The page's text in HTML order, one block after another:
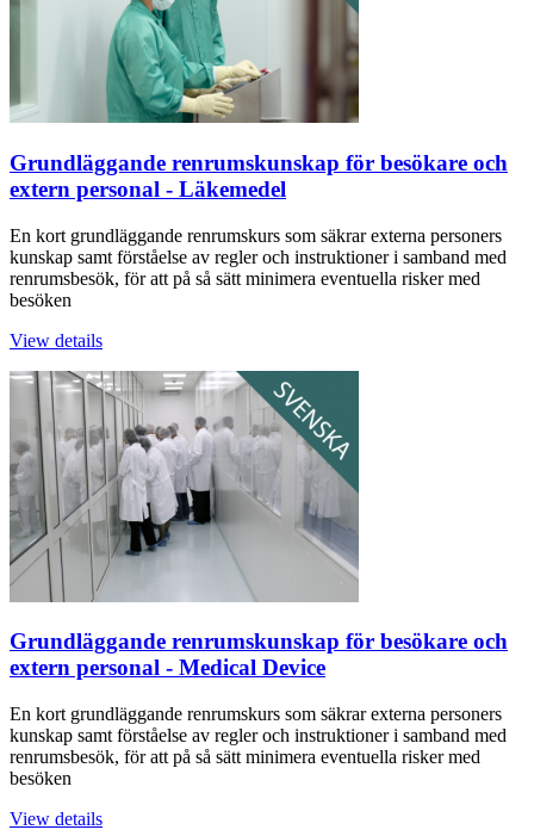
Grundläggande renrumskunskap för besökare och
extern personal - Läkemedel
En kort grundläggande renrumskurs som säkrar externa personers
kunskap samt förståelse av regler och instruktioner i samband med
renrumsbesök, för att på så sätt minimera eventuella risker med
besöken
View details
Grundläggande renrumskunskap för besökare och
extern personal - Medical Device
En kort grundläggande renrumskurs som säkrar externa personers
kunskap samt förståelse av regler och instruktioner i samband med
renrumsbesök, för att på så sätt minimera eventuella risker med
besöken
View details